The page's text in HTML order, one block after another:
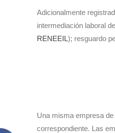
Adicionalmente
intermediación laboral
RENEEIL); resguardo
Una misma empresa
correspondiente. Las